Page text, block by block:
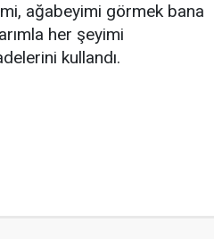
ağabeyimi görmek bana
her şeyimi
kullandı.